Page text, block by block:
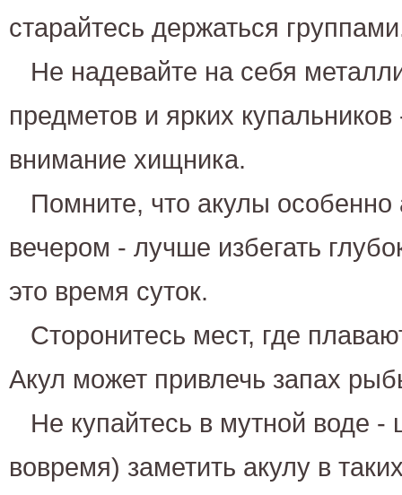
старайтесь держаться
Не надевайте на себя
предметов и ярких
внимание хищника.
Помните, что акулы особенно
вечером - лучше избегать
это время суток.
Сторонитесь мест, где
Акул может привлечь запах
Не купайтесь в мутной воде
вовремя) заметить акулу в